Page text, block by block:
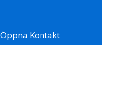
Öppna Kontakt